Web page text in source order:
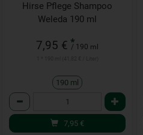
Hirse Pflege Shampoo
Weleda 190 ml
7,95 € *
/ 190 ml
190 ml
Anzahl
7,95 €